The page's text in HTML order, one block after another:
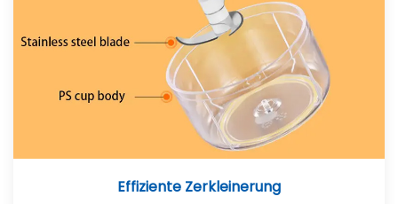
Effiziente Zerkleinerung